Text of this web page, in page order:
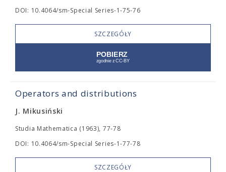
DOI: 10.4064/sm-Special Series-1-75-76
SZCZEGÓŁY
Operators and distributions
J. Mikusiński
Studia Mathematica (1963), 77-78
DOI: 10.4064/sm-Special Series-1-77-78
SZCZEGÓŁY